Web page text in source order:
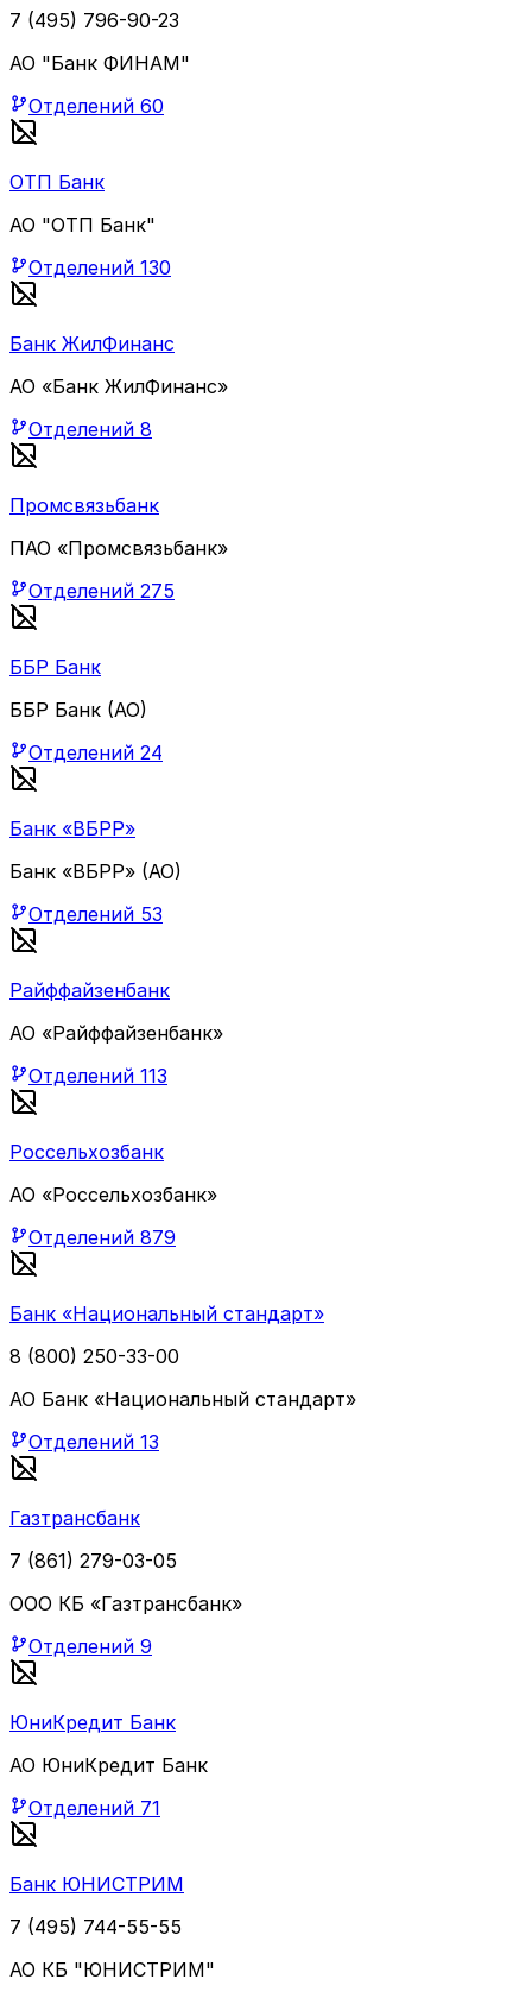
7 (495) 796-90-23
АО "Банк ФИНАМ"
Отделений 60
ОТП Банк
АО "ОТП Банк"
Отделений 130
Банк ЖилФинанс
АО «Банк ЖилФинанс»
Отделений 8
Промсвязьбанк
ПАО «Промсвязьбанк»
Отделений 275
ББР Банк
ББР Банк (АО)
Отделений 24
Банк «ВБРР»
Банк «ВБРР» (АО)
Отделений 53
Райффайзенбанк
АО «Райффайзенбанк»
Отделений 113
Россельхозбанк
АО «Россельхозбанк»
Отделений 879
Банк «Национальный стандарт»
8 (800) 250-33-00
АО Банк «Национальный стандарт»
Отделений 13
Газтрансбанк
7 (861) 279-03-05
ООО КБ «Газтрансбанк»
Отделений 9
ЮниКредит Банк
АО ЮниКредит Банк
Отделений 71
Банк ЮНИСТРИМ
7 (495) 744-55-55
АО КБ "ЮНИСТРИМ"